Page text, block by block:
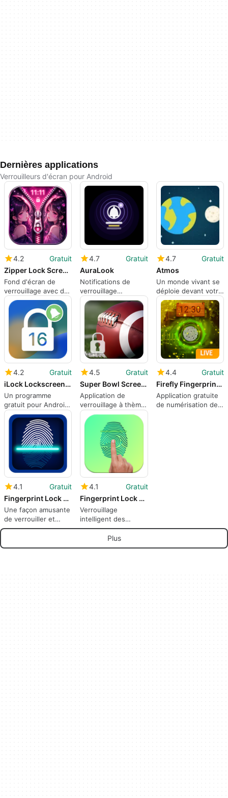
Dernières applications
Verrouilleurs d'écran pour Android
4.2
Gratuit
Zipper Lock Screen Customizer
Fond d'écran de
verrouillage avec des
effets de fermeture
éclair uniques
4.7
Gratuit
AuraLook
Notifications de
verrouillage
compatibles OLED
avec confidentialité
hors ligne
4.7
Gratuit
Atmos
Un monde vivant se
déploie devant votre
écran
4.2
Gratuit
iLock Lockscreen iOS 16
Un programme
gratuit pour Android,
par Huu Toan.
4.5
Gratuit
Super Bowl Screen Lock
Application de
verrouillage à thème
gratuite à utiliser
4.4
Gratuit
Firefly Fingerprint Lock Screen for Prank
Application gratuite
de numérisation de
4.1
Gratuit
Fingerprint Lock Screen Prank
Une façon amusante
de verrouiller et
déverrouiller votre
4.1
Gratuit
Fingerprint Lock screen
Verrouillage
intelligent des
périphériques
Plus